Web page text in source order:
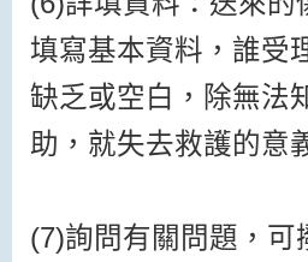
填寫基本資料，誰受
缺乏或空白，除無法
助，就失去救護的意
(7)詢問有關問題，